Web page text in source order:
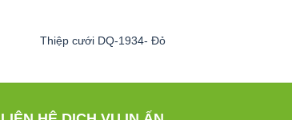
Thiệp cưới DQ-1934- Đỏ